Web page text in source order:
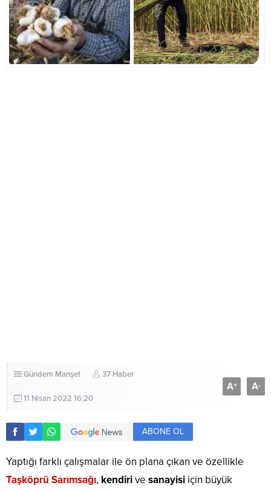
Gündem Manşet 37 Haber
11 Nisan 2022 16:20
A+ A-
ABONE OL
Yaptığı farklı çalışmalar ile ön plana çıkan ve özellikle
Taşköprü Sarımsağı, kendirive sanayisi için büyük